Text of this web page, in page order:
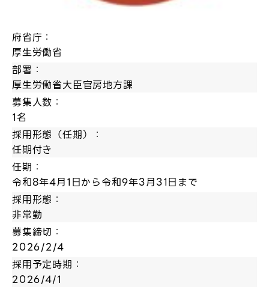
府省庁：
厚生労働省
部署：
厚生労働省大臣官房地方課
募集人数：
1名
採用形態（任期）：
任期付き
任期：
令和8年4月1日から令和9年3月31日まで
採用形態：
非常勤
募集締切：
2026/2/4
採用予定時期：
2026/4/1